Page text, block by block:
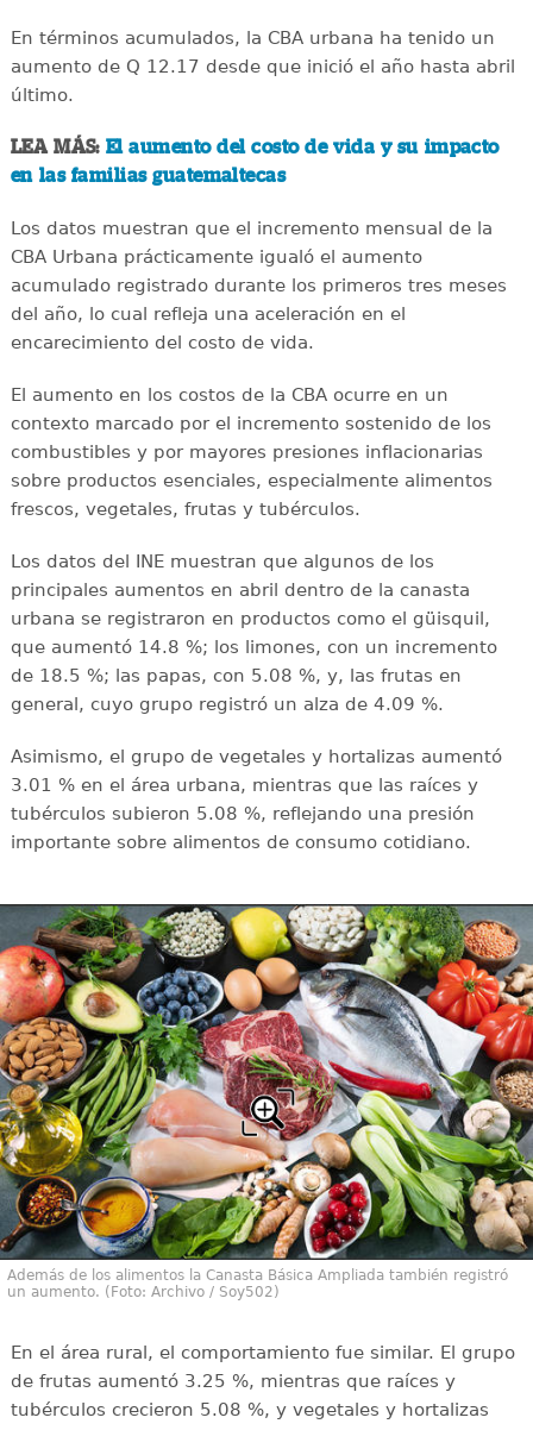
En términos acumulados, la CBA urbana ha tenido un
aumento de Q 12.17 desde que inició el año hasta abril
último.
LEA MÁS:El aumento del costo de vida y su impacto
en las familias guatemaltecas
Los datos muestran que el incremento mensual de la
CBA Urbana prácticamente igualó el aumento
acumulado registrado durante los primeros tres meses
del año, lo cual refleja una aceleración en el
encarecimiento del costo de vida.
El aumento en los costos de la CBA ocurre en un
contexto marcado por el incremento sostenido de los
combustibles y por mayores presiones inflacionarias
sobre productos esenciales, especialmente alimentos
frescos, vegetales, frutas y tubérculos.
Los datos del INE muestran que algunos de los
principales aumentos en abril dentro de la canasta
urbana se registraron en productos como el güisquil,
que aumentó 14.8 %; los limones, con un incremento
de 18.5 %; las papas, con 5.08 %, y, las frutas en
general, cuyo grupo registró un alza de 4.09 %.
Asimismo, el grupo de vegetales y hortalizas aumentó
3.01 % en el área urbana, mientras que las raíces y
tubérculos subieron 5.08 %, reflejando una presión
importante sobre alimentos de consumo cotidiano.
Además de los alimentos la Canasta Básica Ampliada también registró
un aumento. (Foto: Archivo / Soy502)
En el área rural, el comportamiento fue similar. El grupo
de frutas aumentó 3.25 %, mientras que raíces y
tubérculos crecieron 5.08 %, y vegetales y hortalizas